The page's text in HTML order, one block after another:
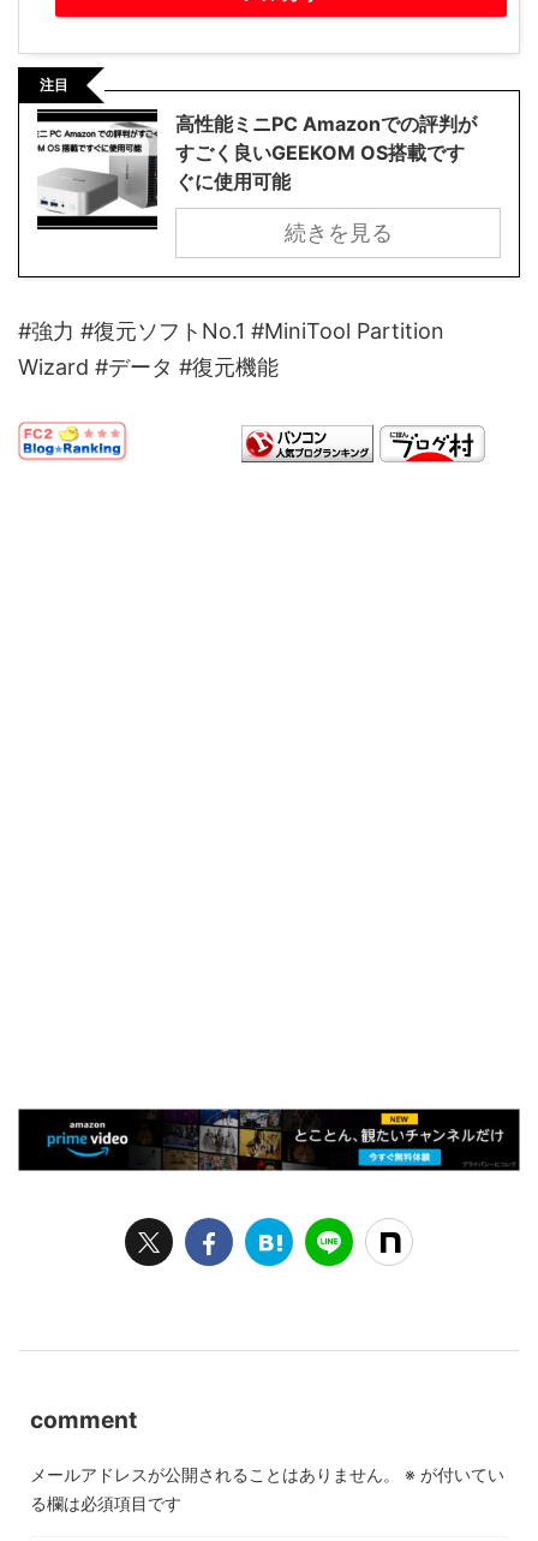
注目
高性能ミニPC Amazonでの評判が
すごく良いGEEKOM OS搭載です
ぐに使用可能
続きを見る
#強力 #復元ソフトNo.1 #MiniTool Partition
Wizard #データ #復元機能
comment
メールアドレスが公開されることはありません。 ※ が付いてい
る欄は必須項目です